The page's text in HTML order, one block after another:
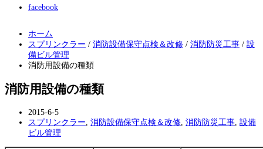
facebook
ホーム
スプリンクラー / 消防設備保守点検＆改修 / 消防防災工事 / 設
備ビル管理
消防用設備の種類
消防用設備の種類
2015-6-5
スプリンクラー 消防設備保守点検＆改修 消防防災工事 設備
ビル管理